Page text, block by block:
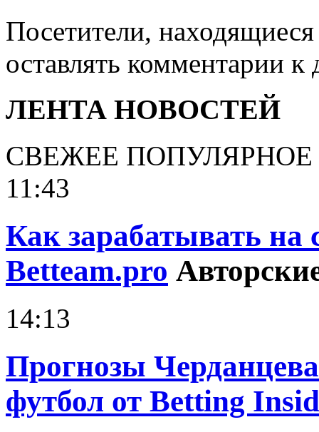
Посетители,
оставлять комментарии
ЛЕНТА НОВОСТЕЙ
СВЕЖЕЕ ПОПУЛЯРНОЕ
11:43
Как зарабатывать на
Betteam.pro
14:13
Прогнозы
футбол от Betting